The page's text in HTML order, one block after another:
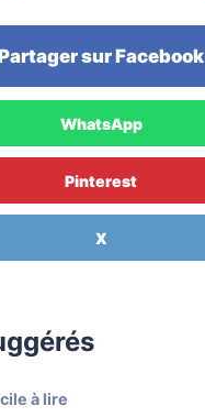
sur Facebook
WhatsApp
Pinterest
X
à lire